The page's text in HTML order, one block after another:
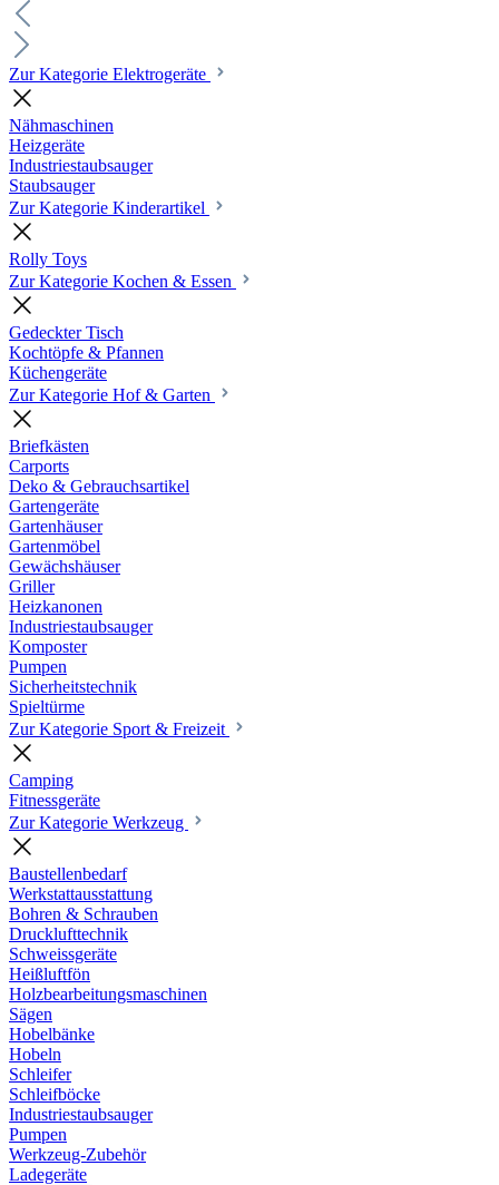
Zur Kategorie Elektrogeräte
Nähmaschinen
Heizgeräte
Industriestaubsauger
Staubsauger
Zur Kategorie Kinderartikel
Rolly Toys
Zur Kategorie Kochen & Essen
Gedeckter Tisch
Kochtöpfe & Pfannen
Küchengeräte
Zur Kategorie Hof & Garten
Briefkästen
Carports
Deko & Gebrauchsartikel
Gartengeräte
Gartenhäuser
Gartenmöbel
Gewächshäuser
Griller
Heizkanonen
Industriestaubsauger
Komposter
Pumpen
Sicherheitstechnik
Spieltürme
Zur Kategorie Sport & Freizeit
Camping
Fitnessgeräte
Zur Kategorie Werkzeug
Baustellenbedarf
Werkstattausstattung
Bohren & Schrauben
Drucklufttechnik
Schweissgeräte
Heißluftfön
Holzbearbeitungsmaschinen
Sägen
Hobelbänke
Hobeln
Schleifer
Schleifböcke
Industriestaubsauger
Pumpen
Werkzeug-Zubehör
Ladegeräte